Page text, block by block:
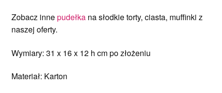
Zobacz innepudełkana słodkie torty, ciasta, muffinki z
naszej oferty.
Wymiary: 31 x 16 x 12 h cm po złożeniu
Materiał: Karton